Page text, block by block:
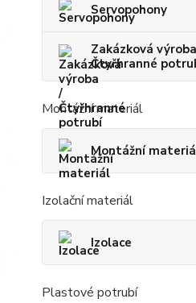
Servopohony
Zakázková
Čtyřhranné
Montážní materiál
Montážní
Izolační materiál
Izolace
Plastové potrubí